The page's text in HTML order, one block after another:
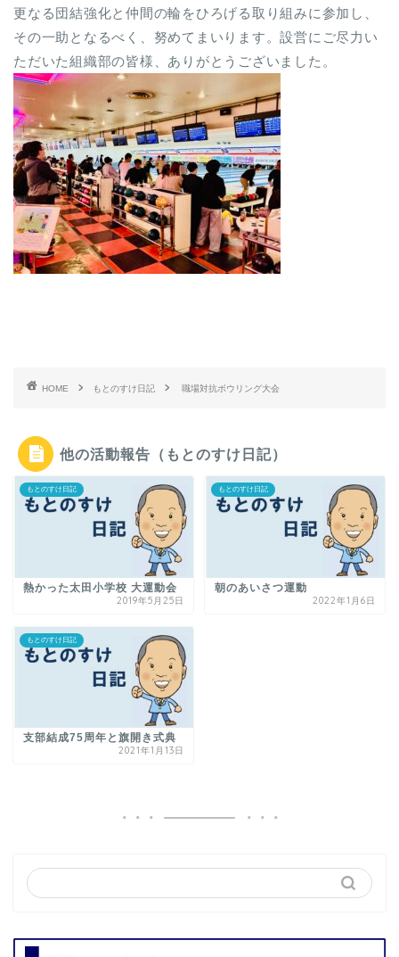
更なる団結強化と仲間の輪をひろげる取り組みに参加し、
その一助となるべく、努めてまいります。設営にご尽力い
ただいた組織部の皆様、ありがとうございました。
HOME もとのすけ日記 職場対抗ボウリング大会
他の活動報告（もとのすけ日記）
もとのすけ日記
熱かった太田小学校 大運動会
2019年5月25日
もとのすけ日記
朝のあいさつ運動
2022年1月6日
もとのすけ日記
支部結成75周年と旗開き式典
2021年1月13日